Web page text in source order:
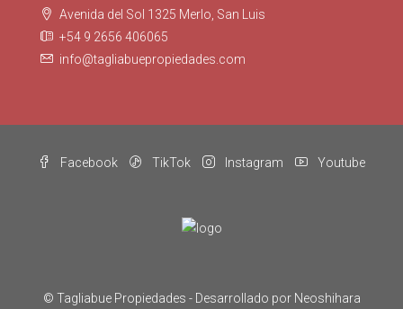
Avenida del Sol 1325 Merlo, San Luis
+54 9 2656 406065
info@tagliabuepropiedades.com
Facebook TikTok Instagram Youtube
© Tagliabue Propiedades - Desarrollado por Neoshihara